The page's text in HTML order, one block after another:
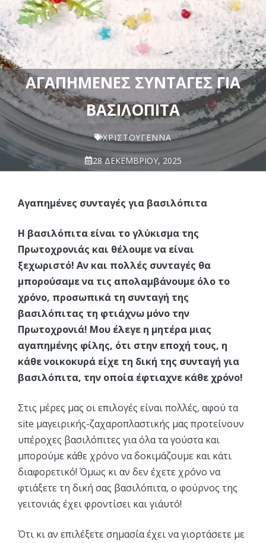
ΑΓΑΠΗΜΈΝΕΣ ΣΥΝΤΑΓΈΣ ΓΙΑ
ΒΑΣΙΛΌΠΙΤΑ
ΧΡΙΣΤΟΥΓΕΝΝΑ
28 ΔΕΚΕΜΒΡΊΟΥ, 2025
Αγαπημένες συνταγές για βασιλόπιτα
Η βασιλόπιτα είναι το γλύκισμα της
Πρωτοχρονιάς και θέλουμε να είναι
ξεχωριστό! Αν και πολλές συνταγές θα
μπορούσαμε να τις απολαμβάνουμε όλο το
χρόνο, προσωπικά τη συνταγή της
βασιλόπιτας τη φτιάχνω μόνο την
Πρωτοχρονιά! Μου έλεγε η μητέρα μιας
αγαπημένης φίλης, ότι στην εποχή τους, η
κάθε νοικοκυρά είχε τη δική της συνταγή για
βασιλόπιτα, την οποία έφτιαχνε κάθε χρόνο!
Στις μέρες μας οι επιλογές είναι πολλές, αφού τα
site μαγειρικής-ζαχαροπλαστικής μας προτείνουν
υπέροχες βασιλόπιτες για όλα τα γούστα και
μπορούμε κάθε χρόνο να δοκιμάζουμε και κάτι
διαφορετικό! Όμως κι αν δεν έχετε χρόνο να
φτιάξετε τη δική σας βασιλόπιτα, ο φούρνος της
γειτονιάς έχει φροντίσει και γι΄αυτό!
Ότι κι αν επιλέξετε σημασία έχει να γιορτάσετε με